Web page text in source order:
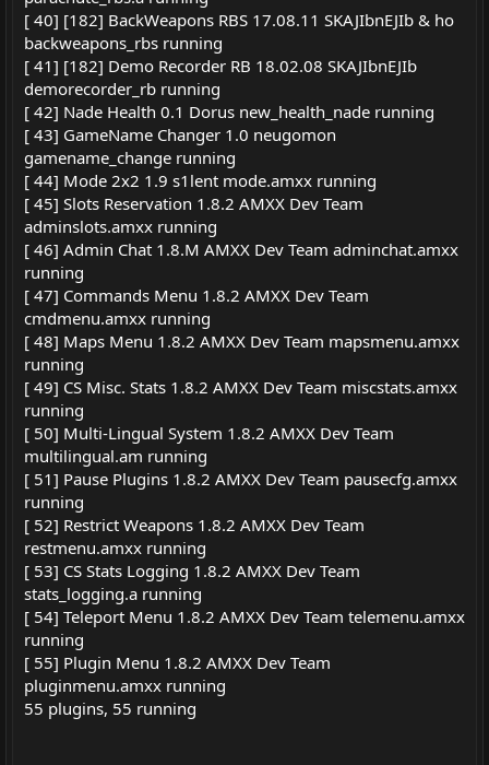
[ 40] [182] BackWeapons RBS 17.08.11 SKAJIbnEJIb & ho
backweapons_rbs running
[ 41] [182] Demo Recorder RB 18.02.08 SKAJIbnEJIb
demorecorder_rb running
[ 42] Nade Health 0.1 Dorus new_health_nade running
[ 43] GameName Changer 1.0 neugomon
gamename_change running
[ 44] Mode 2x2 1.9 s1lent mode.amxx running
[ 45] Slots Reservation 1.8.2 AMXX Dev Team
adminslots.amxx running
[ 46] Admin Chat 1.8.M AMXX Dev Team adminchat.amxx
running
[ 47] Commands Menu 1.8.2 AMXX Dev Team
cmdmenu.amxx running
[ 48] Maps Menu 1.8.2 AMXX Dev Team mapsmenu.amxx
running
[ 49] CS Misc. Stats 1.8.2 AMXX Dev Team miscstats.amxx
running
[ 50] Multi-Lingual System 1.8.2 AMXX Dev Team
multilingual.am running
[ 51] Pause Plugins 1.8.2 AMXX Dev Team pausecfg.amxx
running
[ 52] Restrict Weapons 1.8.2 AMXX Dev Team
restmenu.amxx running
[ 53] CS Stats Logging 1.8.2 AMXX Dev Team
stats_logging.a running
[ 54] Teleport Menu 1.8.2 AMXX Dev Team telemenu.amxx
running
[ 55] Plugin Menu 1.8.2 AMXX Dev Team
pluginmenu.amxx running
55 plugins, 55 running